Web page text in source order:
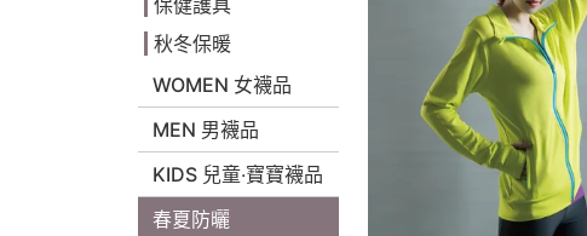
保健護具
秋冬保暖
WOMEN 女襪品
MEN 男襪品
KIDS 兒童‧寶寶襪品
春夏防曬